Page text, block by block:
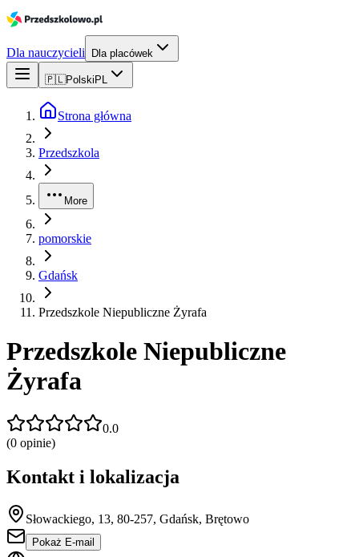
Dla nauczycieli Dla placówek
🇵🇱Polski PL
Strona główna
Przedszkola
More
pomorskie
Gdańsk
Przedszkole Niepubliczne Żyrafa
Przedszkole Niepubliczne
Żyrafa
0.0
(0 opinie)
Kontakt i lokalizacja
Słowackiego, 13, 80-257, Gdańsk, Brętowo
Pokaż E-mail